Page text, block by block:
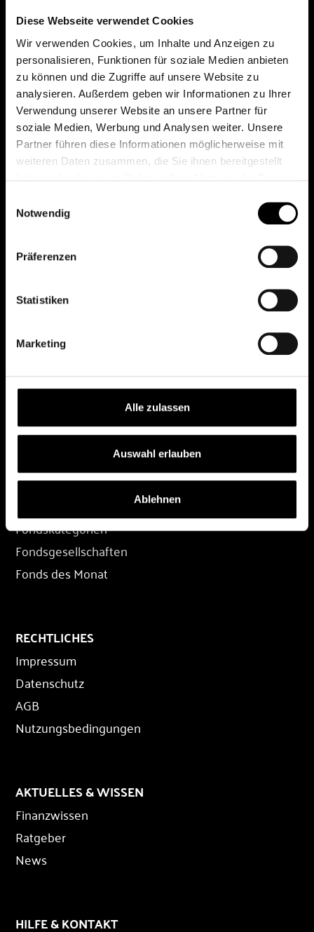
Diese Webseite verwendet Cookies
Wir verwenden Cookies, um Inhalte und Anzeigen zu
personalisieren, Funktionen für soziale Medien anbieten
zu können und die Zugriffe auf unsere Website zu
analysieren. Außerdem geben wir Informationen zu Ihrer
Verwendung unserer Website an unsere Partner für
soziale Medien, Werbung und Analysen weiter. Unsere
Partner führen diese Informationen möglicherweise mit
weiteren Daten zusammen, die Sie ihnen bereitgestellt
Notwendig
Präferenzen
Statistiken
Marketing
Alle zulassen
Auswahl erlauben
Ablehnen
Das erste Depot in Österreich mit 0€ Kontoführung,
0€ Ausgabeaufschlag und 0€ Depotgebühren bei
knapp 2000 Fonds und 0€ Orderspesen.
All rights reserved.
Depot eröffnen
Depot übertragen
Konditionen
FONDS
Fondskategorien
Fondsgesellschaften
Fonds des Monat
RECHTLICHES
Impressum
Datenschutz
AGB
Nutzungsbedingungen
AKTUELLES & WISSEN
Finanzwissen
Ratgeber
News
HILFE & KONTAKT